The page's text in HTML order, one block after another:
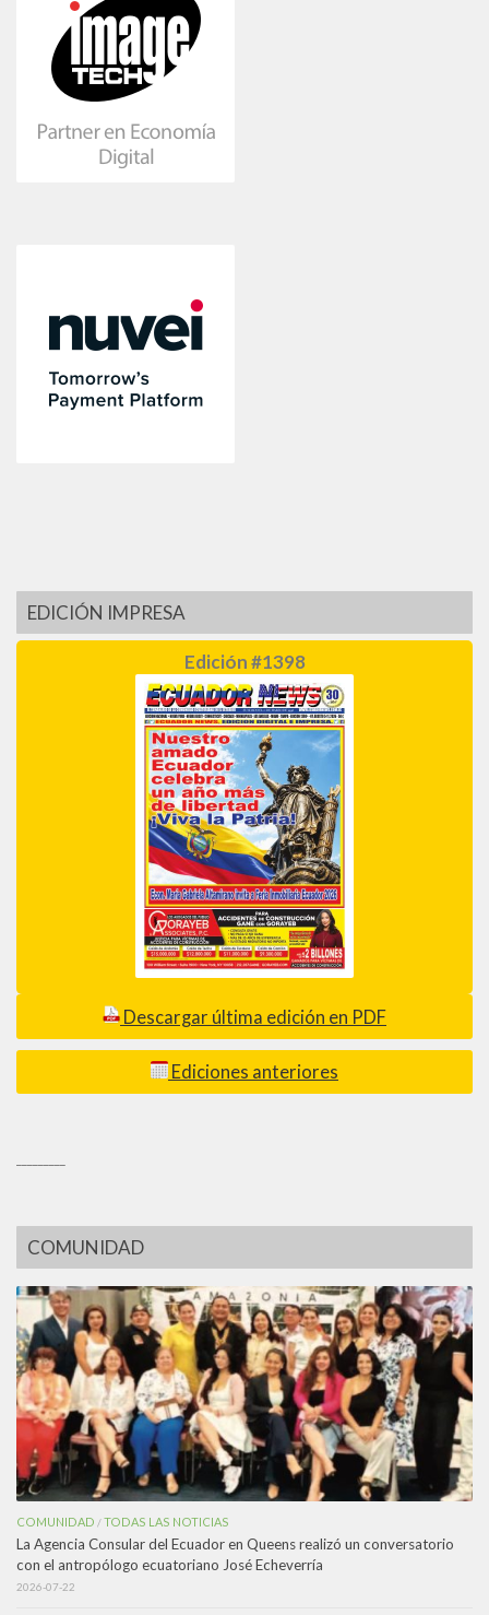
EDICIÓN IMPRESA
Edición #1398
Descargar última edición en PDF
Ediciones anteriores
COMUNIDAD
COMUNIDAD /TODAS LAS NOTICIAS
La Agencia Consular del Ecuador en Queens realizó un conversatorio
con el antropólogo ecuatoriano José Echeverría
2026-07-22